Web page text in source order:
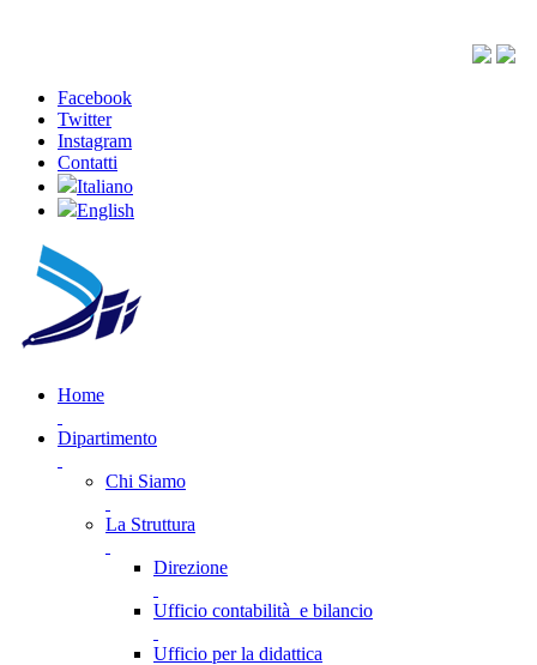
Facebook
Twitter
Instagram
Contatti
Italiano
English
Home
Dipartimento
Chi Siamo
La Struttura
Direzione
Ufficio contabilità e bilancio
Ufficio per la didattica